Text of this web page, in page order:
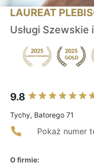
LAUREAT
Usługi Szewskie
9.8
Tychy, Batorego 71
Pokaż numer
O firmie: